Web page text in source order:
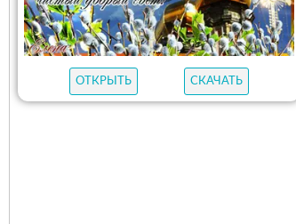
ОТКРЫТЬ СКАЧАТЬ